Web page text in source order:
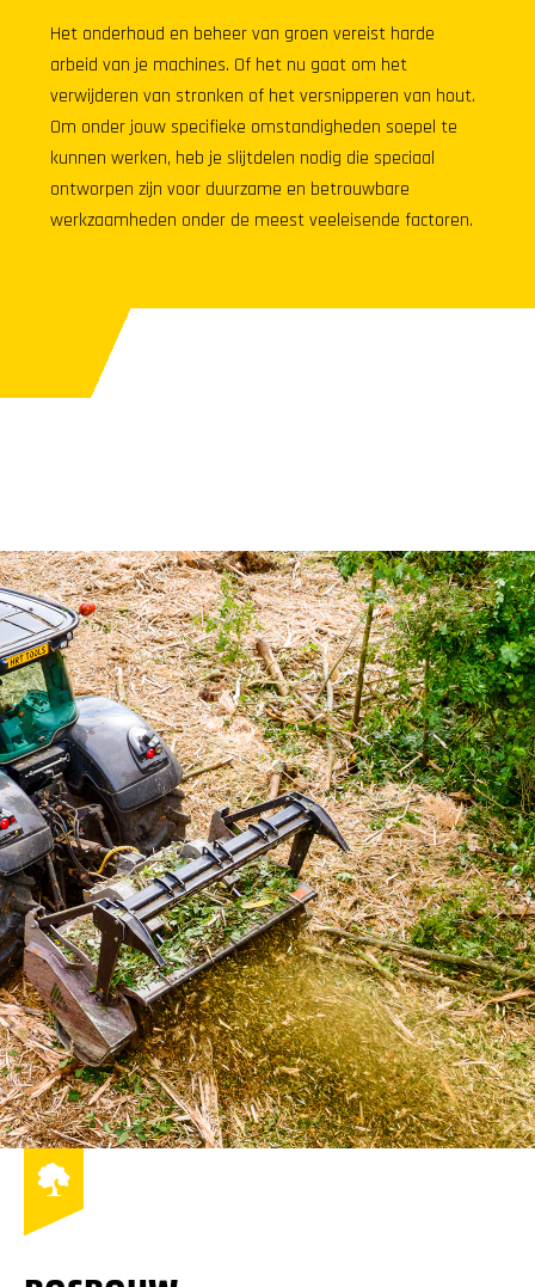
Het onderhoud en beheer van groen vereist harde
arbeid van je machines. Of het nu gaat om het
verwijderen van stronken of het versnipperen van hout.
Om onder jouw specifieke omstandigheden soepel te
kunnen werken, heb je slijtdelen nodig die speciaal
ontworpen zijn voor duurzame en betrouwbare
werkzaamheden onder de meest veeleisende factoren.